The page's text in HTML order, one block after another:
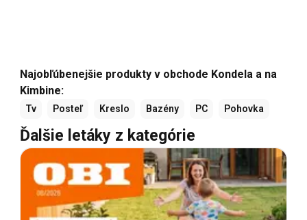
Najobľúbenejšie produkty v obchode Kondela a na
Kimbine:
Tv Posteľ Kreslo Bazény PC Pohovka
Ďalšie letáky z kategórie